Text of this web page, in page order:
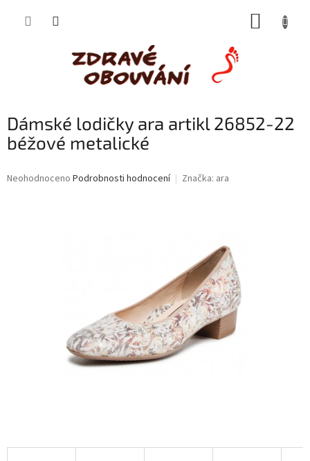
Dámské lodičky ara artikl 26852-22
béžové metalické
Průměrné
Neohodnoceno Podrobnosti hodnocení Značka: ara